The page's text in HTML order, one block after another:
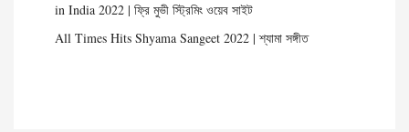
in India 2022 | ফ্রি মুভী স্ট্রিমিং ওয়েব সাইট
All Times Hits Shyama Sangeet 2022 | শ্যামা সঙ্গীত